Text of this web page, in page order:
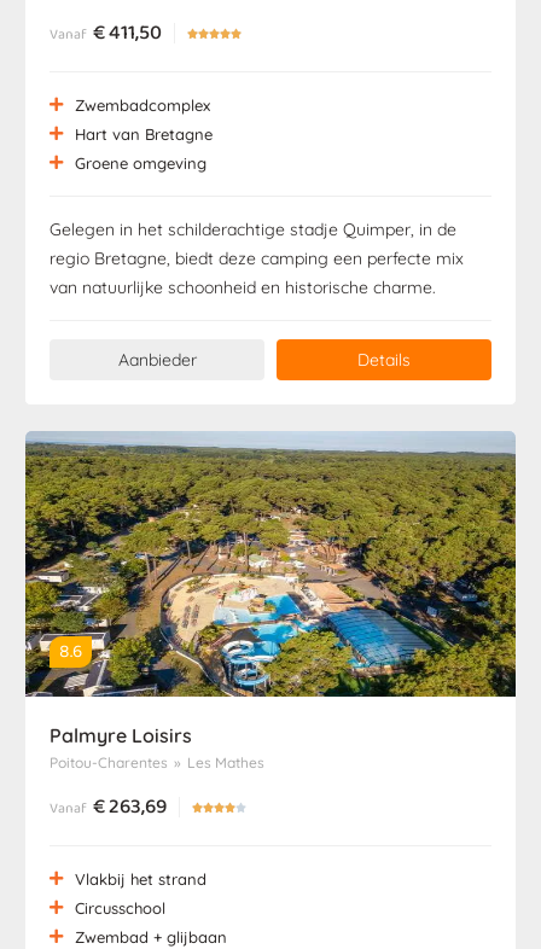
Vanaf €411,50 
Zwembadcomplex
Hart van Bretagne
Groene omgeving
Gelegen in het schilderachtige stadje Quimper, in de
regio Bretagne, biedt deze camping een perfecte mix
van natuurlijke schoonheid en historische charme.
Aanbieder Details
8.6
Palmyre Loisirs
Poitou-Charentes » Les Mathes
Vanaf €263,69 
Vlakbij het strand
Circusschool
Zwembad + glijbaan